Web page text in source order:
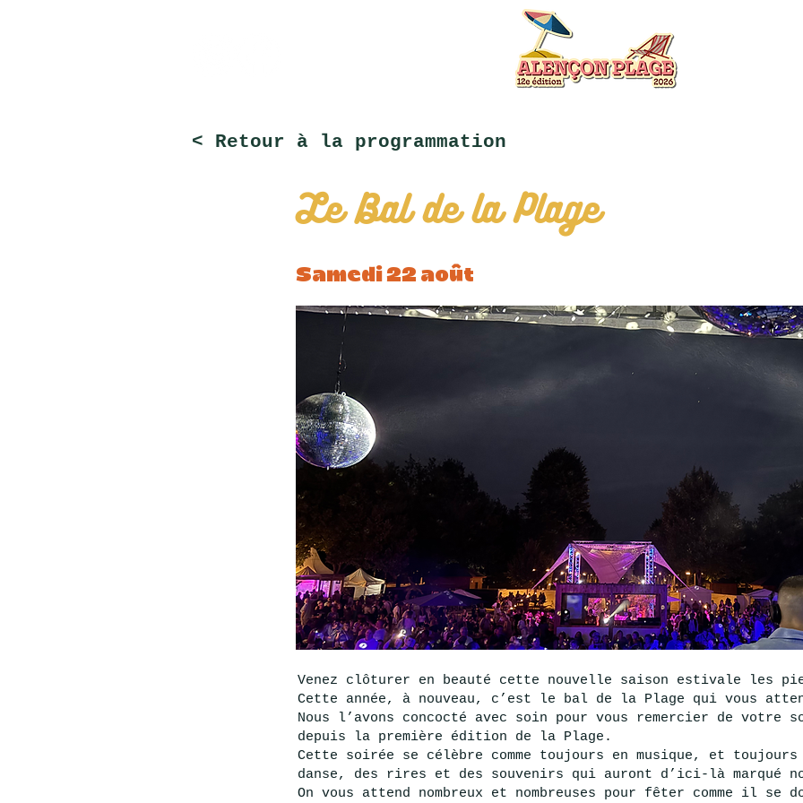
< Retour à la programmation
Le Bal de la Plage
Samedi 22 août
Venez clôturer en beauté cette nouvelle saison estivale les
Cette année, à nouveau, c’est le bal de la Plage qui vous
Nous l’avons concocté avec soin pour vous remercier de votre
depuis la première édition de la Plage.
Cette soirée se célèbre comme toujours en musique, et
danse, des rires et des souvenirs qui auront d’ici-là marqué
On vous attend nombreux et nombreuses pour fêter comme il